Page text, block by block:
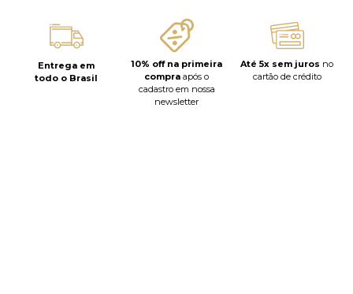
Entrega em
todo o Brasil
10% off na primeira
compra após o
cadastro em nossa
newsletter
Até 5x sem juros no
cartão de crédito